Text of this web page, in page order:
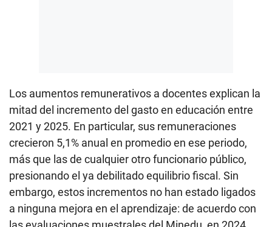
Los aumentos remunerativos a docentes explican la
mitad del incremento del gasto en educación entre
2021 y 2025. En particular, sus remuneraciones
crecieron 5,1% anual en promedio en ese periodo,
más que las de cualquier otro funcionario público,
presionando el ya debilitado equilibrio fiscal. Sin
embargo, estos incrementos no han estado ligados
a ninguna mejora en el aprendizaje: de acuerdo con